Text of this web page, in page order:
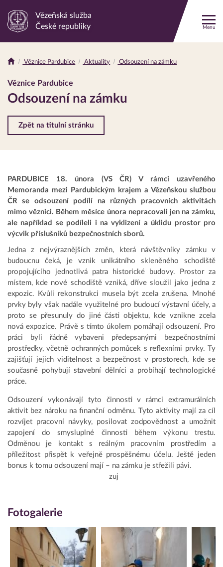
Odkaz
stránku
Vězeňská služba
České republiky
Menu
Drobečková
navigace
Věznice Pardubice Aktuality Odsouzení na zámku
Věznice Pardubice
Odsouzení na zámku
Zpět na titulní stránku
PARDUBICE 18. února (VS ČR) V rámci uzavřeného
Memoranda mezi Pardubickým krajem a Vězeňskou službou
ČR se odsouzení podílí na různých pracovních aktivitách
mimo věznici. Během měsíce února nepracovali jen na zámku,
ale například se podíleli i na vyklizení a úklidu prostor pro
výcvik příslušníků bezpečnostních sborů.
Jedna z nejvýraznějších změn, která návštěvníky zámku v
budoucnu čeká, je vznik unikátního skleněného schodiště
propojujícího jednotlivá patra historické budovy. Prostor za
místem, kde nové schodiště vzniká, dříve sloužil jako jedna z
expozic. Kvůli rekonstrukci musela být zcela zrušena. Mnohé
prvky byly však nadále využitelné pro budoucí výstavní účely, a
proto se přesunuly do jiné části objektu, kde vznikne zcela
nová expozice. Právě s tímto úkolem pomáhají odsouzení. Pro
práci byli řádně vybaveni předepsanými bezpečnostními
prostředky, včetně ochranných pomůcek s reflexními prvky. Ty
zajišťují jejich viditelnost a bezpečnost v prostorech, kde se
současně pohybují stavební dělníci a probíhají technologické
práce.
Odsouzení vykonávají tyto činnosti v rámci extramurálních
aktivit bez nároku na finanční odměnu. Tyto aktivity mají za cíl
rozvíjet pracovní návyky, posilovat zodpovědnost a umožnit
zapojení do smysluplné činnosti během výkonu trestu.
Odměnou je kontakt s reálným pracovním prostředím a
příležitost přispět k veřejně prospěšnému účelu. Ještě jeden
bonus k tomu odsouzení mají – na zámku je střežili pávi.
zuj
Fotogalerie